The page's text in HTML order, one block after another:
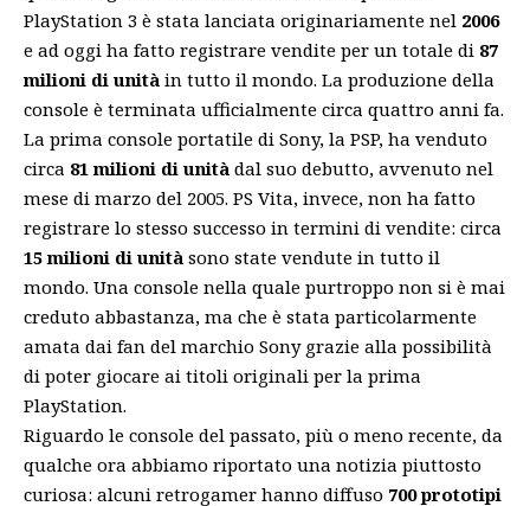
PlayStation 3 è stata lanciata originariamente nel 2006
e ad oggi ha fatto registrare vendite per un totale di 87
milioni di unità in tutto il mondo. La produzione della
console è terminata ufficialmente circa quattro anni fa.
La prima console portatile di Sony, la PSP, ha venduto
circa 81 milioni di unità dal suo debutto, avvenuto nel
mese di marzo del 2005. PS Vita, invece, non ha fatto
registrare lo stesso successo in termini di vendite: circa
15 milioni di unità sono state vendute in tutto il
mondo. Una console nella quale purtroppo non si è mai
creduto abbastanza, ma che è stata particolarmente
amata dai fan del marchio Sony grazie alla possibilità
di poter giocare ai titoli originali per la prima
PlayStation.
Riguardo le console del passato, più o meno recente, da
qualche ora abbiamo riportato una notizia piuttosto
curiosa: alcuni retrogamer hanno diffuso 700 prototipi